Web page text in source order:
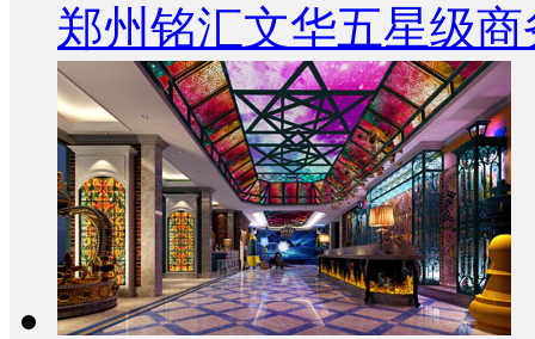
郑州铭汇文华五星级